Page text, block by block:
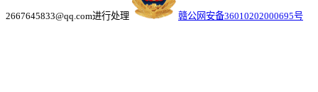
2667645833@qq.com进行处理 赣公网安备36010202000695号